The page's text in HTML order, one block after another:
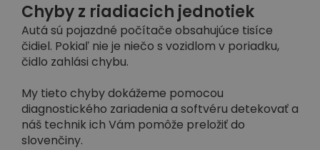
Chyby z riadiacich jednotiek
Autá sú pojazdné počítače obsahujúce tisíce
čidiel. Pokiaľ nie je niečo s vozidlom v poriadku,
čidlo zahlási chybu.
My tieto chyby dokážeme pomocou
diagnostického zariadenia a softvéru detekovať a
náš technik ich Vám pomôže preložiť do
slovenčiny.